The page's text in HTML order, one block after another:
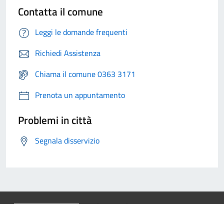
Contatta il comune
Leggi le domande frequenti
Richiedi Assistenza
Chiama il comune 0363 3171
Prenota un appuntamento
Problemi in città
Segnala disservizio